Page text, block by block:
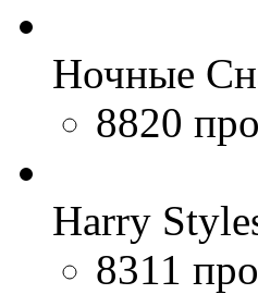
Ночные
8820
Harry
8311